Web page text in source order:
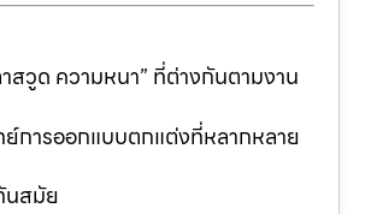
วูด ความหนา” ที่ต่างกันตามงาน
ย์การออกแบบตกแต่งที่หลากหลาย
นสมัย